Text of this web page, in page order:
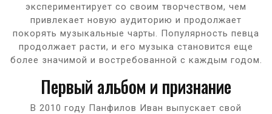
экспериментирует со своим творчеством, чем
привлекает новую аудиторию и продолжает
покорять музыкальные чарты. Популярность певца
продолжает расти, и его музыка становится еще
более значимой и востребованной с каждым годом.
Первый альбом и признание
В 2010 году Панфилов Иван выпускает свой